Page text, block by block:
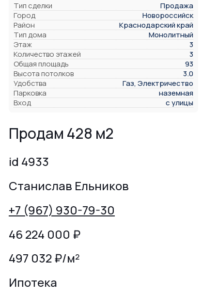
Тип сделки
Продажа
Город
Новороссийск
Район
Краснодарский край
Тип дома
Монолитный
Этаж
3
Количество этажей
3
Общая площадь
93
Высота потолков
3.0
Удобства
Газ, Электричество
Парковка
наземная
Вход
с улицы
Продам 428 м2
id 4933
Станислав Ельников
+7 (967) 930-79-30
46 224 000 ₽
497 032 ₽/м²
Ипотека